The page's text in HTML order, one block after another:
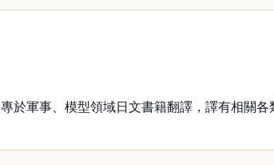
於軍事、模型領域日文書籍翻譯，譯有相關